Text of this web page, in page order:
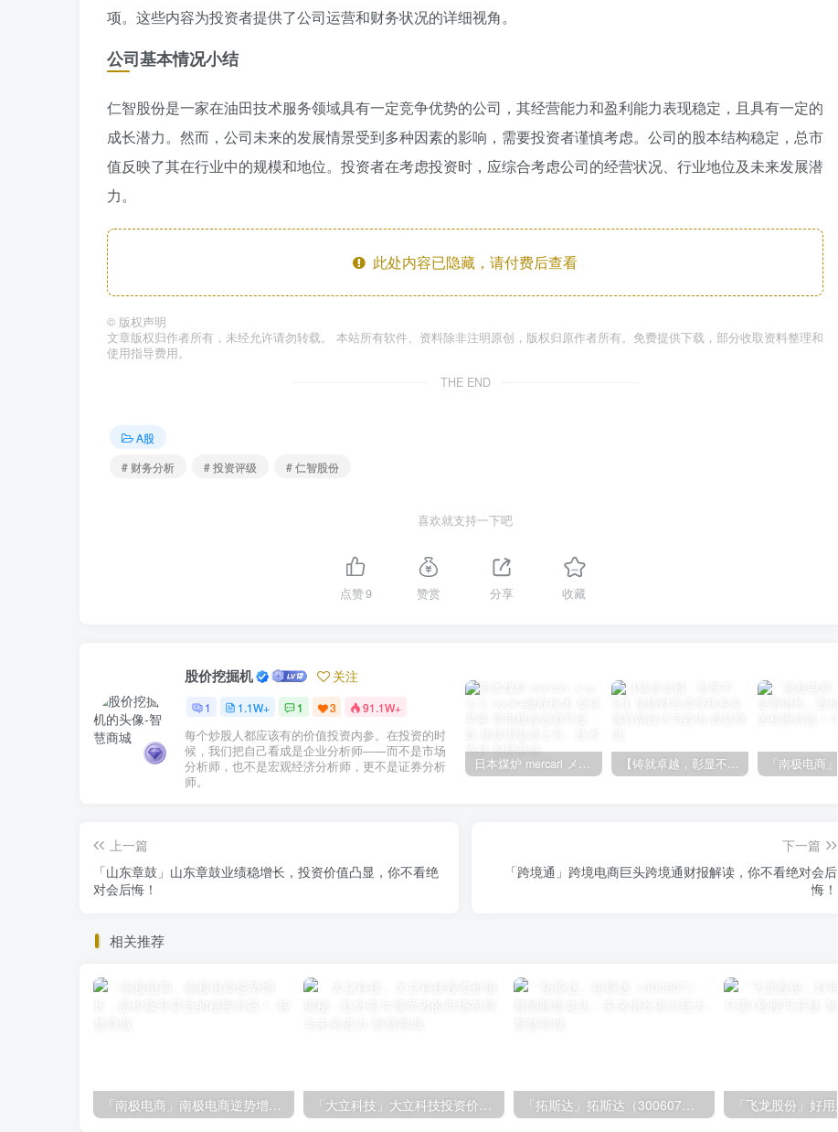
项。这些内容为投资者提供了公司运营和财务状况的详细视角。
公司基本情况小结
仁智股份是一家在油田技术服务领域具有一定竞争优势的公司，其经营能力和盈利能力表现稳定，且具有一定的
成长潜力。然而，公司未来的发展情景受到多种因素的影响，需要投资者谨慎考虑。公司的股本结构稳定，总市
值反映了其在行业中的规模和地位。投资者在考虑投资时，应综合考虑公司的经营状况、行业地位及未来发展潜
力。
此处内容已隐藏，请付费后查看
© 版权声明
文章版权归作者所有，未经允许请勿转载。 本站所有软件、资料除非注明原创，版权归原作者所有。免费提供下载，部分收取资料整理和
使用指导费用。
THE END
A股
# 财务分析
# 投资评级 # 仁智股份
喜欢就支持一下吧
点赞9 赞赏 分享 收藏
股价挖掘机 关注
1 1.1W+ 1 3 91.1W+
每个炒股人都应该有的价值投资内参。在投资的时
候，我们把自己看成是企业分析师——而不是市场
分析师，也不是宏观经济分析师，更不是证券分析
师。
日本煤炉 mercari メルカリ cookie提取技术 安卓 苹果 雷电模拟器都可提取,指纹浏览器上号。技术支持 【铸就卓越，彰显不凡】顶级财富管理机构专属官网设计与咨询
上一篇
「山东章鼓」山东章鼓业绩稳增长，投资价值凸显，你不看绝
对会后悔！
下一篇
「跨境通」跨境电商巨头跨境通财报解读，你不看绝对会后
悔！
相关推荐
「南极电商」南极电商逆势增长，股价飙升背后的秘密武器！ 「大立科技」大立科技投资价值揭秘：红外芯片领军者的市场布局与未来潜力 「拓斯达」拓斯达（300607）：智能制造龙头，未来增长潜力巨大